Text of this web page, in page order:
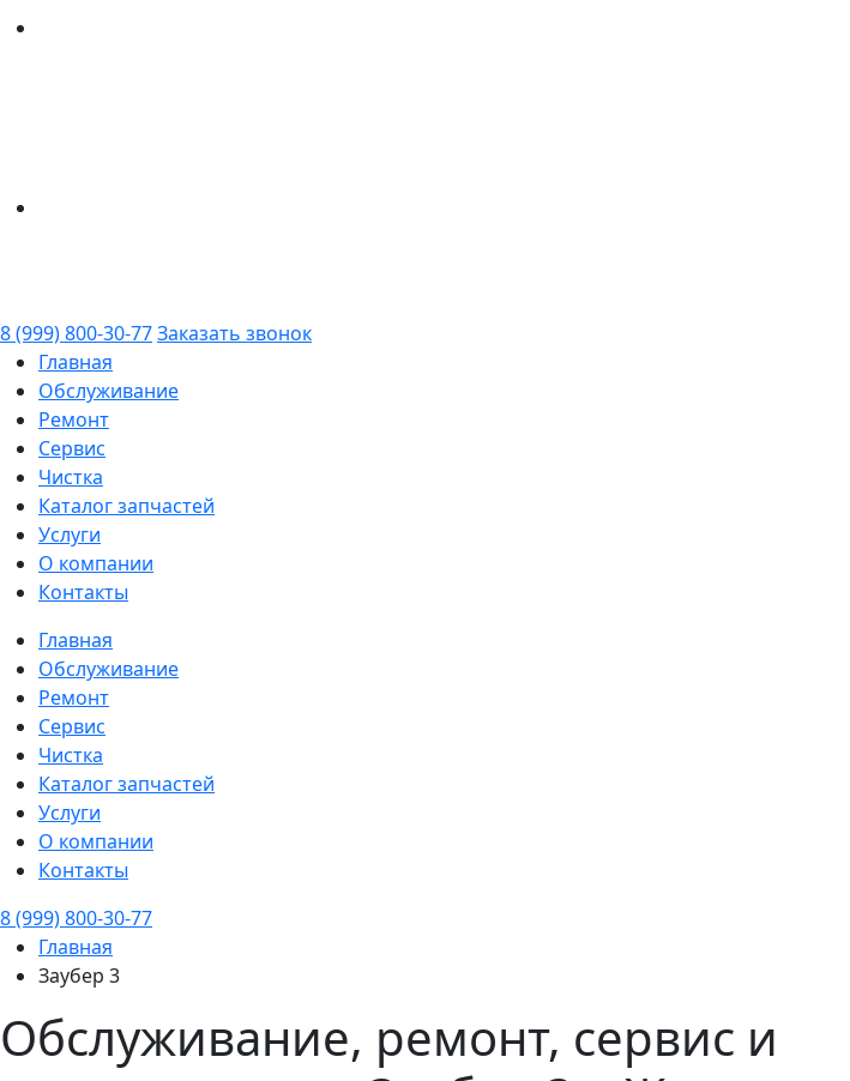
8 (999) 800-30-77Заказать звонок
Главная
Обслуживание
Ремонт
Сервис
Чистка
Каталог запчастей
Услуги
О компании
Контакты
Главная
Обслуживание
Ремонт
Сервис
Чистка
Каталог запчастей
Услуги
О компании
Контакты
8 (999) 800-30-77
Главная
Заубер 3
Обслуживание, ремонт, сервис и